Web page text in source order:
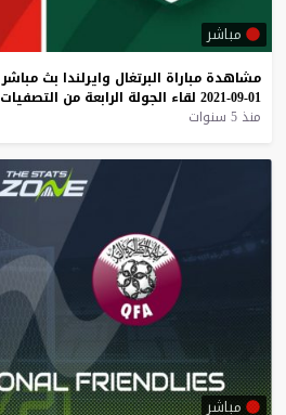
مباشر
مشاهدة مباراة البرتغال وايرلندا بث مباشر
01-09-2021
لقاء الجولة الرابعة من التصفيات
منذ 5 سنوات
مباشر